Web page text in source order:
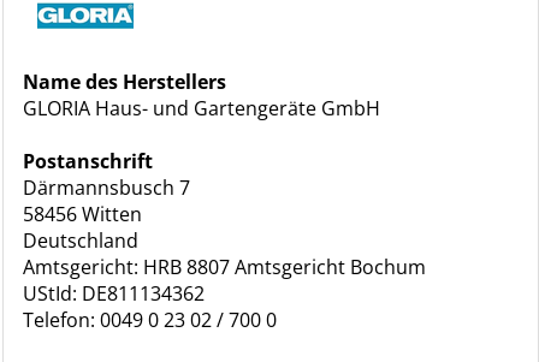
Name des Herstellers
GLORIA Haus- und Gartengeräte GmbH
Postanschrift
Därmannsbusch 7
58456 Witten
Deutschland
Amtsgericht: HRB 8807 Amtsgericht Bochum
UStId: DE811134362
Telefon: 0049 0 23 02 / 700 0